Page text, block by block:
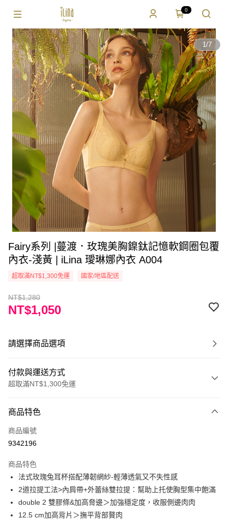
0
1/7
Fairy系列 |蔓渡．玫瑰美胸鎳鈦記憶軟鋼圈包覆
內衣-淺黃 | iLina 璦琳娜內衣 A004
超取滿NT$1,300免運 國家/地區配送
NT$1,280
NT$1,050
請選擇商品選項
付款與運送方式
超取滿NT$1,300免運
信用卡一次付款
超商取貨付款
運送方式
全家取貨付款
每筆NT$90，滿NT$1,300(含以上)免運費
付款後全家取貨
商品特色
商品編號
9342196
商品特色
法式玫瑰兔耳杯搭配薄韌網紗-輕薄透氣又不失性感
2道拉提工法>內肩帶+外蕾絲雙拉提：幫助上托使胸型集中飽滿
double 2 雙膠條&加高脅邊＞加強穩定度，收服側邊肉肉
12.5 cm加高背片＞撫平背部贅肉